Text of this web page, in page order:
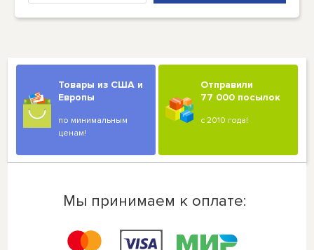
Товары из США и
Европы
по минимальным
ценам!
Отправили
77 000 посылок
с 2010 года!
Мы принимаем к оплате: